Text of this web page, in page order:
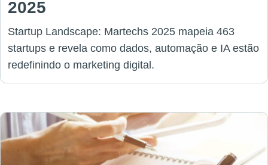
2025
Startup Landscape: Martechs 2025 mapeia 463
startups e revela como dados, automação e IA estão
redefinindo o marketing digital.